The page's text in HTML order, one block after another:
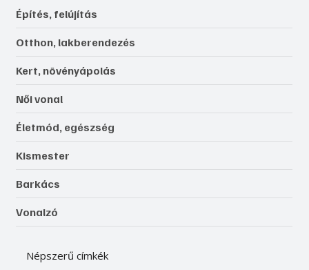
Építés, felújítás
Otthon, lakberendezés
Kert, növényápolás
Női vonal
Életmód, egészség
Kismester
Barkács
Vonalzó
Népszerű címkék